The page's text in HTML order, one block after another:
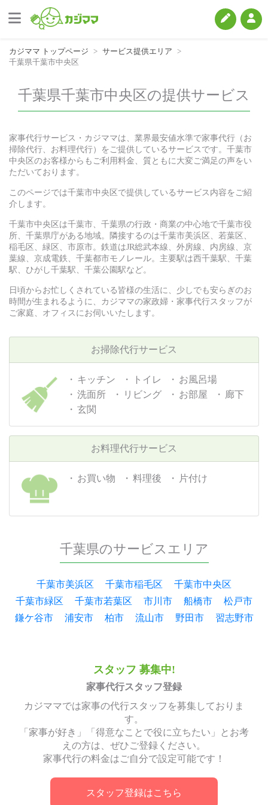
カジママ トップページ
サービス提供エリア
千葉県千葉市中央区
千葉県千葉市中央区の提供サービス
家事代行サービス・カジママは、業界最安値水準で家事代行（お
掃除代行、お料理代行）をご提供しているサービスです。千葉市
中央区のお客様からもご利用料金、質ともに大変ご満足の声をい
ただいております。
このページでは千葉市中央区で提供しているサービス内容をご紹
介します。
千葉市中央区は千葉市、千葉県の行政・商業の中心地で千葉市役
所、千葉県庁がある地域。隣接するのは千葉市美浜区、若葉区、
稲毛区、緑区、市原市。鉄道はJR総武本線、外房線、内房線、京
葉線、京成電鉄、千葉都市モノレール。主要駅は西千葉駅、千葉
駅、ひがし千葉駅、千葉公園駅など。
日頃からお忙しくされている皆様の生活に、少しでも安らぎのお
時間が生まれるように、カジママの家政婦・家事代行スタッフが
ご家庭、オフィスにお伺いいたします。
お掃除代行サービス
キッチン トイレ
お風呂場
洗面所
リビング お部屋
廊下
玄関
お料理代行サービス
お買い物 料理後 片付け
千葉県のサービスエリア
千葉市美浜区 千葉市稲毛区
千葉市中央区
千葉市緑区
千葉市若葉区 市川市 船橋市
松戸市
鎌ケ谷市
浦安市 柏市 流山市 野田市 習志野市
スタッフ 募集中!
家事代行スタッフ登録
カジママでは家事の代行スタッフを募集しておりま
す。
「家事が好き」「得意なことで役に立ちたい」とお考
えの方は、ぜひご登録ください。
家事代行の料金はご自分で設定可能です！
スタッフ登録はこちら